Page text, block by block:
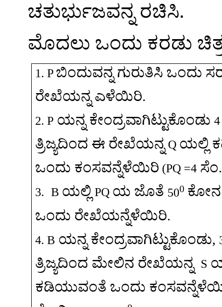
ಚತುರ್ಭುಜವನ್ನ ರಚಿಸಿ.
ಮೊದಲು ಒಂದು ಕರಡು
1. P ಬಿಂದುವನ್ನ ಗುರುತಿಸಿ ಒಂದು
ರೇಖೆಯನ್ನ ಎಳೆಯಿರಿ.
2. P ಯನ್ನ ಕೇಂದ್ರವಾಗಿಟ್ಟುಕೊಂಡು 4
ತ್ರಿಜ್ಯದಿಂದ ಈ ರೇಖೆಯನ್ನ Q ಯಲ್ಲಿ
ಒಂದು ಕಂಸವನ್ನೆಳೆಯಿರಿ (PQ =4 ಸೆಂ.
3. B ಯಲ್ಲಿ PQ ಯ ಜೊತೆ 500 ಕೋನ
ಒಂದು ರೇಖೆಯನ್ನೆಳೆಯಿರಿ.
4. B ಯನ್ನ ಕೇಂದ್ರವಾಗಿಟ್ಟುಕೊಂಡು,
ತ್ರಿಜ್ಯದಿಂದ ಮೇಲಿನ ರೇಖೆಯನ್ನ S
ಕಡಿಯುವಂತೆ ಒಂದು